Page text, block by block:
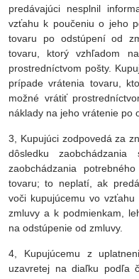
predávajúci nesplnil
vzťahu k poučeniu o jeho
tovaru po odstúpení od
tovaru, ktorý vzhľadom
prostredníctvom pošty.
prípade vrátenia tovaru,
možné vrátiť
náklady na jeho vrátenie po
3, Kupujúci zodpovedá za
dôsledku
zaobchádzania
tovaru; to neplatí, ak
voči kupujúcemu vo
zmluvy a k podmienkam,
na odstúpenie od zmluvy.
4, Kupujúcemu z
uzavretej na diaľku podľa